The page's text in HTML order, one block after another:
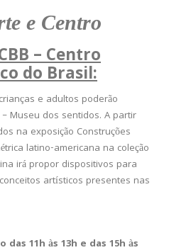
e Centro
– Centro
do Brasil:
e adultos poderão
Museu dos sentidos. A partir
na exposição Construções
latino-americana na coleção
irá propor dispositivos para
artísticos presentes nas
das 11h às 13h e das 15h às